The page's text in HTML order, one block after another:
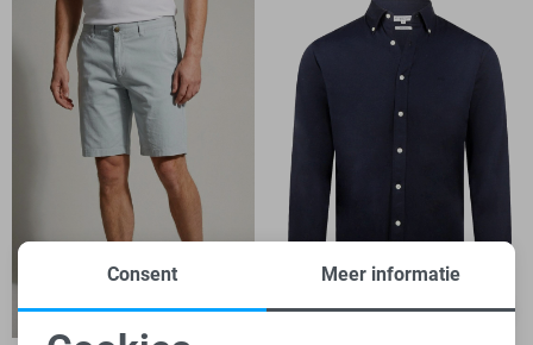
-50% -50%
Consent Meer informatie